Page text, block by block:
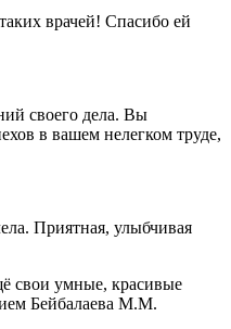
врачей! Спасибо ей
своего дела. Вы
в вашем нелегком труде,
Приятная, улыбчивая
свои умные, красивые
Бейбалаева М.М.